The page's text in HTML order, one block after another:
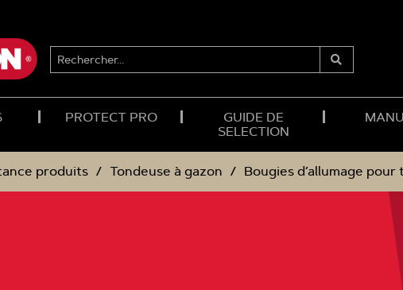
RECHERCHER...
Submit
PROTECT PRO
GUIDE DE
SELECTION
produits Tondeuse à gazon Bougies d’allumage